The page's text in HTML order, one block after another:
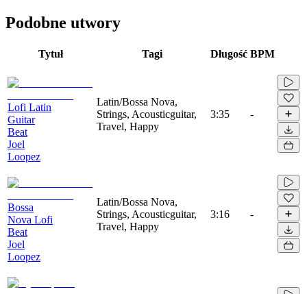
Podobne utwory
Tytuł Tagi Długość BPM
Lofi Latin
Guitar
Beat
Joel
Loopez
Latin/Bossa Nova,
Strings, Acousticguitar,
Travel, Happy
3:35 -
Bossa
Nova Lofi
Beat
Joel
Loopez
Latin/Bossa Nova,
Strings, Acousticguitar,
Travel, Happy
3:16 -